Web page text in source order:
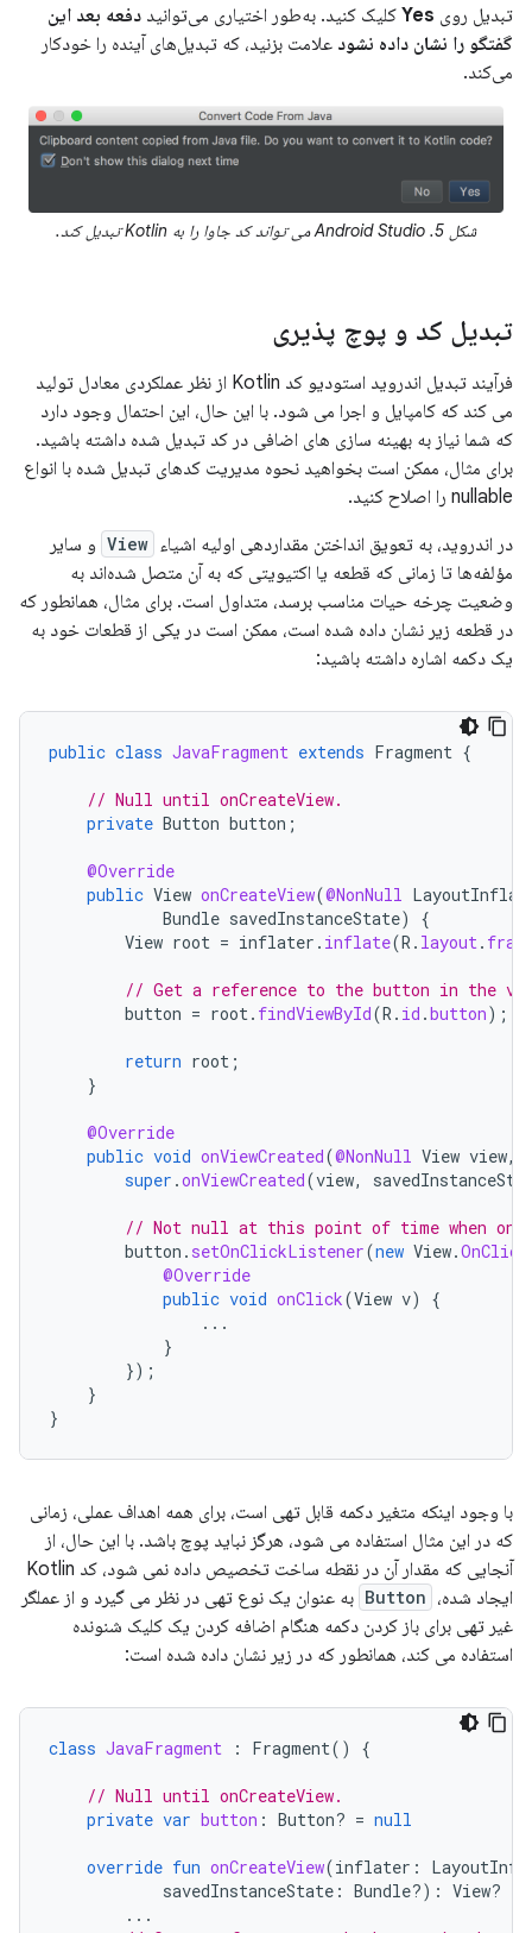
تبدیل روی Yes کلیک کنید. به‌طور اختیاری می‌توانید دفعه بعد این
گفتگو را نشان داده نشود علامت بزنید، که تبدیل‌های آینده را خودکار
می‌کند.
شکل 5. Android Studio می تواند کد جاوا را به Kotlin تبدیل کند.
تبدیل کد و پوچ پذیری
فرآیند تبدیل اندروید استودیو کد Kotlin از نظر عملکردی معادل تولید
می کند که کامپایل و اجرا می شود. با این حال، این احتمال وجود دارد
که شما نیاز به بهینه سازی های اضافی در کد تبدیل شده داشته باشید.
برای مثال، ممکن است بخواهید نحوه مدیریت کدهای تبدیل شده با انواع
nullable را اصلاح کنید.
در اندروید، به تعویق انداختن مقداردهی اولیه اشیاء View و سایر
مؤلفه‌ها تا زمانی که قطعه یا اکتیویتی که به آن متصل شده‌اند به
وضعیت چرخه حیات مناسب برسد، متداول است. برای مثال، همانطور که
در قطعه زیر نشان داده شده است، ممکن است در یکی از قطعات خود به
یک دکمه اشاره داشته باشید:
public class JavaFragment extends Fragment {
// Null until onCreateView.
private Button button ;
@Override
public View onCreateView(@NonNull
Bundle savedInstanceState)
{
View root = inflater . inflate(R . layout .
// Get a reference to the button in the
button = root . findViewById(R . id .button);
return root ;
}
@Override
public void onViewCreated(@NonNull View view,
super .onViewCreated(view,
// Not null at this point of time when
button . setOnClickListener(new View.
@Override
public void onClick(View v)
{
...
}
});
}
}
با وجود اینکه متغیر دکمه قابل تهی است، برای همه اهداف عملی، زمانی
که در این مثال استفاده می شود، هرگز نباید پوچ باشد. با این حال، از
آنجایی که مقدار آن در نقطه ساخت تخصیص داده نمی شود، کد Kotlin
ایجاد شده، Button به عنوان یک نوع تهی در نظر می گیرد و از عملگر
غیر تهی برای باز کردن دکمه هنگام اضافه کردن یک کلیک شنونده
استفاده می کند، همانطور که در زیر نشان داده شده است:
class JavaFragment : Fragment() {
// Null until onCreateView.
private var button : Button? = null
override fun onCreateView(inflater :
savedInstanceState : Bundle?) : View?
...